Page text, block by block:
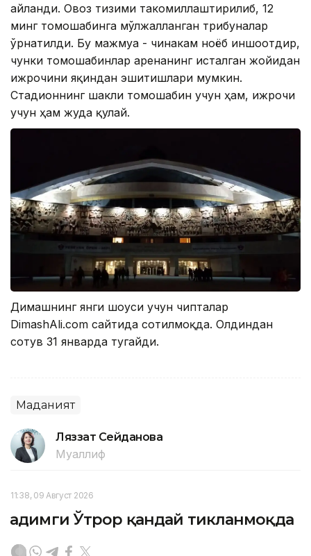
айланди. Овоз тизими такомиллаштирилиб, 12
минг томошабинга мўлжалланган трибуналар
ўрнатилди. Бу мажмуа - чинакам ноёб иншоотдир,
чунки томошабинлар аренанинг исталган жойидан
ижрочини яқиндан эшитишлари мумкин.
Стадионнинг шакли томошабин учун ҳам, ижрочи
учун ҳам жуда қулай.
Димашнинг янги шоуси учун чипталар
DimashAli.com сайтида сотилмоқда. Олдиндан
сотув 31 январда тугайди.
Маданият
Ляззат Сейданова
Муаллиф
11:38, 09 Август 2026
Қадимги Ўтрор қандай тикланмоқда